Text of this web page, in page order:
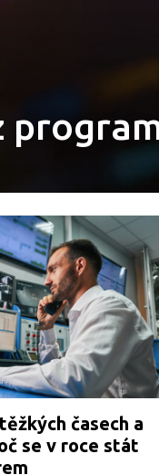
časech a
se v roce stát